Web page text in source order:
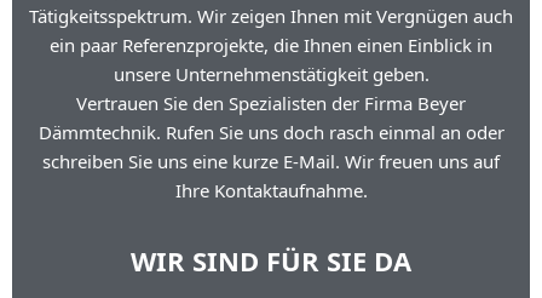
Tätigkeitsspektrum. Wir zeigen Ihnen mit Vergnügen auch
ein paar Referenzprojekte, die Ihnen einen Einblick in
unsere Unternehmenstätigkeit geben.
Vertrauen Sie den Spezialisten der Firma Beyer
Dämmtechnik. Rufen Sie uns doch rasch einmal an oder
schreiben Sie uns eine kurze E-Mail. Wir freuen uns auf
Ihre Kontaktaufnahme.
WIR SIND FÜR SIE DA